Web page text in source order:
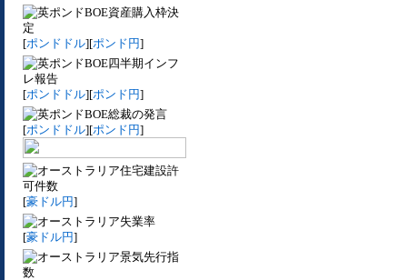
BOE資産購入枠決
定
[ポンドドル][ポンド円]
BOE四半期インフ
レ報告
[ポンドドル][ポンド円]
BOE総裁の発言
[ポンドドル][ポンド円]
住宅建設許
可件数
[豪ドル円]
失業率
[豪ドル円]
景気先行指
数